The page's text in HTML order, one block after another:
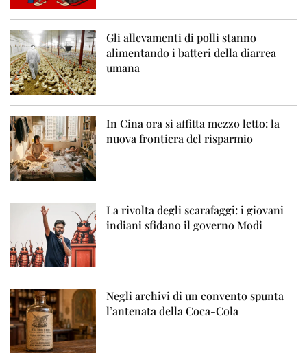
Gli allevamenti di polli stanno
alimentando i batteri della diarrea
umana
In Cina ora si affitta mezzo letto: la
nuova frontiera del risparmio
La rivolta degli scarafaggi: i giovani
indiani sfidano il governo Modi
Negli archivi di un convento spunta
l’antenata della Coca-Cola